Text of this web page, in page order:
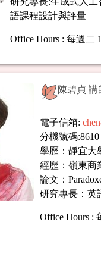
語課程設計與評量
Office Hours: 每週二
陳碧貞 講
電子信箱:
分機號碼:8610
學歷：靜宜大
經歷：嶺東商
論文：
研究專長：英
Office Hours: